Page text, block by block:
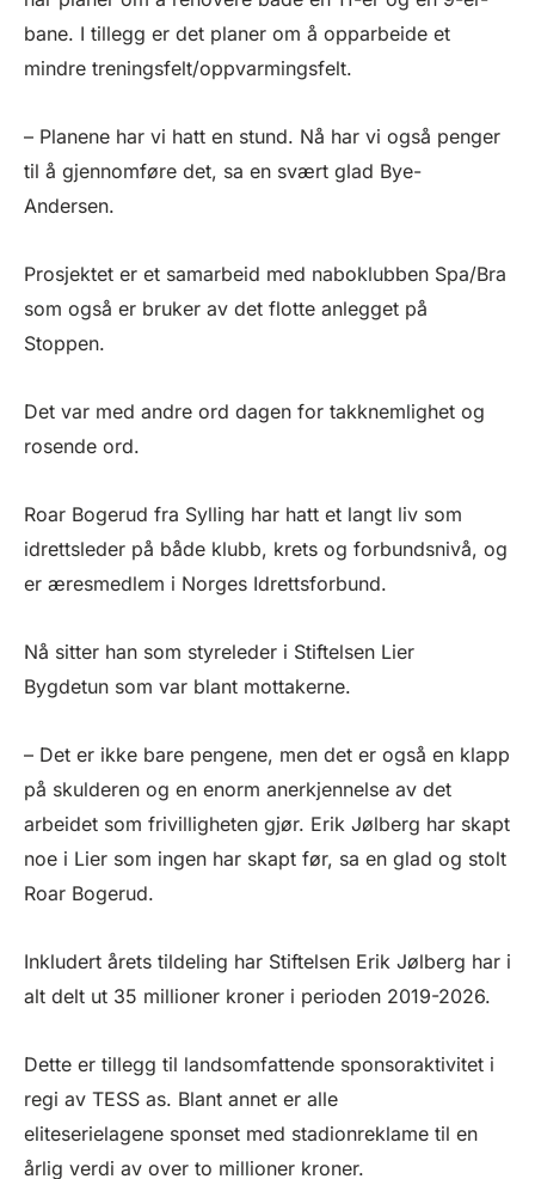
bane. I tillegg er det planer om å opparbeide et
mindre treningsfelt/oppvarmingsfelt.
– Planene har vi hatt en stund. Nå har vi også penger
til å gjennomføre det, sa en svært glad Bye-
Andersen.
Prosjektet er et samarbeid med naboklubben Spa/Bra
som også er bruker av det flotte anlegget på
Stoppen.
Det var med andre ord dagen for takknemlighet og
rosende ord.
Roar Bogerud fra Sylling har hatt et langt liv som
idrettsleder på både klubb, krets og forbundsnivå, og
er æresmedlem i Norges Idrettsforbund.
Nå sitter han som styreleder i Stiftelsen Lier
Bygdetun som var blant mottakerne.
– Det er ikke bare pengene, men det er også en klapp
på skulderen og en enorm anerkjennelse av det
arbeidet som frivilligheten gjør. Erik Jølberg har skapt
noe i Lier som ingen har skapt før, sa en glad og stolt
Roar Bogerud.
Inkludert årets tildeling har Stiftelsen Erik Jølberg har i
alt delt ut 35 millioner kroner i perioden 2019-2026.
Dette er tillegg til landsomfattende sponsoraktivitet i
regi av TESS as. Blant annet er alle
eliteserielagene sponset med stadionreklame til en
årlig verdi av over to millioner kroner.